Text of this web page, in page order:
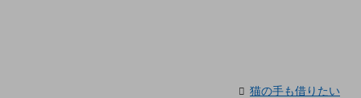
猫の手も借りたい